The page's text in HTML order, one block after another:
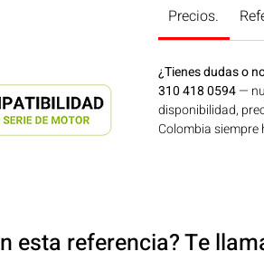
Precios.
¿Tienes dudas o
310 418 0594—
disponibilidad,
Colombia siempre
esta referencia? Te